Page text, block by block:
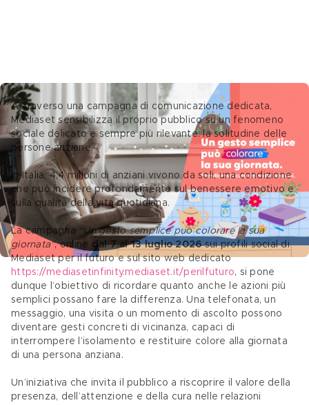
Attraverso una campagna di comunicazione dedicata,
Mediaset sensibilizza il proprio pubblico su un fenomeno
sociale delicato e sempre più rilevante: la solitudine delle
persone anziane.
In Italia, 4,4 milioni di anziani vivono da soli, una condizione
che può incidere profondamente sul benessere emotivo e
sulla qualità della vita quotidiana.
La campagna “Un gesto semplice può colorare la sua
giornata”, online dal 7 al 13 luglio 2026 sui profili social di
Mediaset per il futuro e sul sito web dedicato
https://mediasetinfinity.mediaset.it/perilfuturo, si pone
dunque l’obiettivo di ricordare quanto anche le azioni più
semplici possano fare la differenza. Una telefonata, un
messaggio, una visita o un momento di ascolto possono
diventare gesti concreti di vicinanza, capaci di
interrompere l’isolamento e restituire colore alla giornata
di una persona anziana.
Un’iniziativa che invita il pubblico a riscoprire il valore della
presenza, dell’attenzione e della cura nelle relazioni